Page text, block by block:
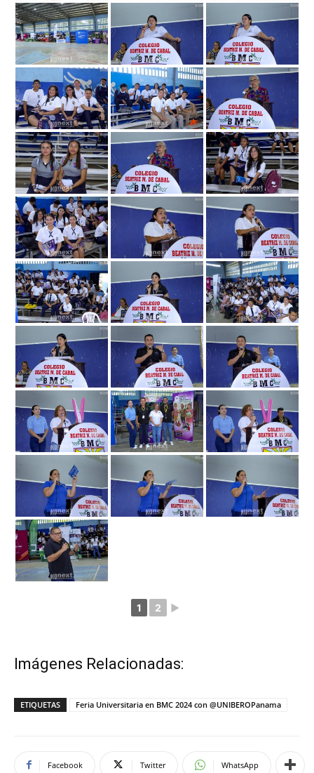
1 2 ►
Imágenes Relacionadas:
ETIQUETAS Feria Universitaria en BMC 2024 con @UNIBEROPanama
Facebook Twitter WhatsApp